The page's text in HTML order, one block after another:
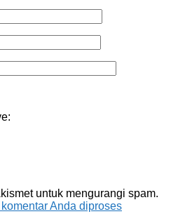
untuk mengurangi spam.
Anda diproses